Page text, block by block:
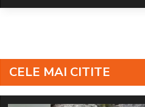
CELE MAI CITITE